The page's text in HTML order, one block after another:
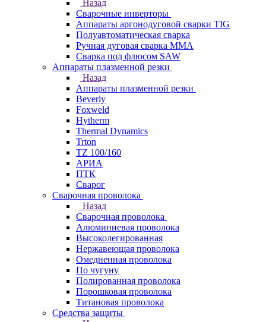
Назад
Сварочные инверторы
Аппараты аргонодуговой сварки TIG
Полуавтоматическая сварка
Ручная дуговая сварка MMA
Сварка под флюсом SAW
Аппараты плазменной резки
Назад
Аппараты плазменной резки
Beverly
Foxweld
Hytherm
Thermal Dynamics
Trton
TZ 100/160
АРИА
ПТК
Сварог
Сварочная проволока
Назад
Сварочная проволока
Алюминиевая проволока
Высоколегированная
Нержавеющая проволока
Омедненная проволока
По чугуну
Полированная проволока
Порошковая проволока
Титановая проволока
Средства защиты